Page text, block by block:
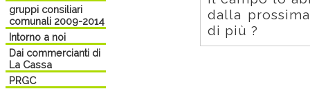
gruppi consiliari
comunali 2009-2014
Intorno a noi
Dai commercianti di
La Cassa
PRGC
dalla
di più ?